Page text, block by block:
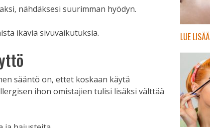
nähdäksesi suurimman hyödyn.
ikäviä sivuvaikutuksia.
sääntö on, ettet koskaan käytä
ihon omistajien tulisi lisäksi välttää
LUE LISÄÄ